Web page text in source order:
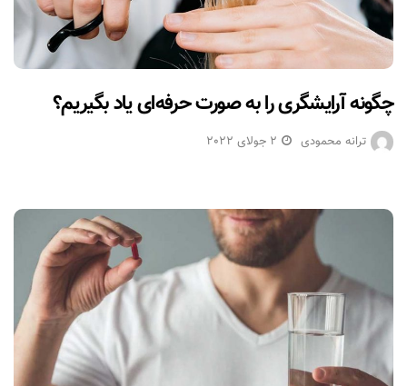
چگونه آرایشگری را به صورت حرفه‌ای یاد بگیریم؟
ترانه محمودی 2 جولای 2022